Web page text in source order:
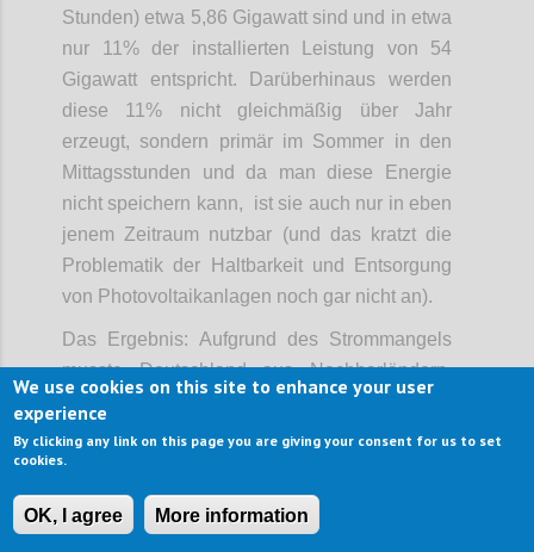
Stunden) etwa 5,86 Gigawatt sind und in etwa
nur 11% der installierten Leistung von 54
Gigawatt entspricht. Darüberhinaus werden
diese 11% nicht gleichmäßig über Jahr
erzeugt, sondern primär im Sommer in den
Mittagsstunden und da man diese Energie
nicht speichern kann, ist sie auch nur in eben
jenem Zeitraum nutzbar (und das kratzt die
Problematik der Haltbarkeit und Entsorgung
von Photovoltaikanlagen noch gar nicht an).
Das Ergebnis: Aufgrund des Strommangels
musste Deutschland aus Nachbarländern,
allen voran Frankreich, notgedrungen Strom
einkaufen und seine Kohlekraftwerke wieder
hochfahren, was in Folge zu stetig steigenden
Stromkosten für die Endverbraucher und
einem höheren CO2-Ausstoß geführt hat, als
We use cookies on this site to enhance your user
experience
By clicking any link on this page you are giving your consent for us to set
cookies.
OK, I agree More information